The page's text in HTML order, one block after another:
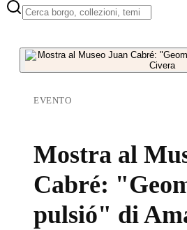
EVENTO
Mostra al
Cabré:
pulsió" di